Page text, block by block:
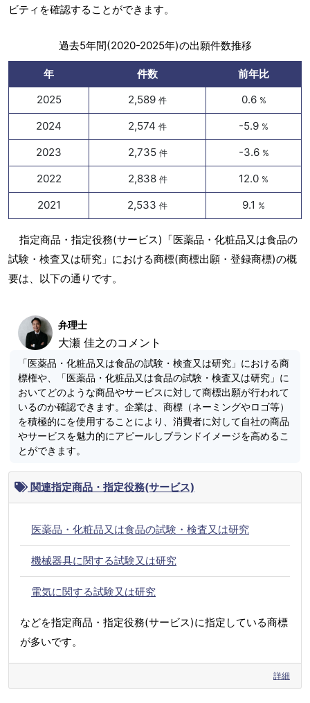
ビティを確認することができます。
過去5年間(2020-2025年)の出願件数推移
年 件数
前年比
2025
2,589 件 0.6 %
2024 2,574 件 -5.9 %
2023 2,735 件 -3.6 %
2022 2,838 件 12.0 %
2021 2,533 件 9.1 %
指定商品・指定役務(サービス)「医薬品・化粧品又は食品の
試験・検査又は研究」における商標(商標出願・登録商標)の概
要は、以下の通りです。
弁理士
大瀬 佳之のコメント
「医薬品・化粧品又は食品の試験・検査又は研究」における商
標権や、「医薬品・化粧品又は食品の試験・検査又は研究」に
おいてどのような商品やサービスに対して商標出願が行われて
いるのか確認できます。企業は、商標（ネーミングやロゴ等）
を積極的にを使用することにより、消費者に対して自社の商品
やサービスを魅力的にアピールしブランドイメージを高めるこ
とができます。
関連指定商品・指定役務(サービス)
医薬品・化粧品又は食品の試験・検査又は研究
機械器具に関する試験又は研究
電気に関する試験又は研究
などを指定商品・指定役務(サービス)に指定している商標
が多いです。
詳細